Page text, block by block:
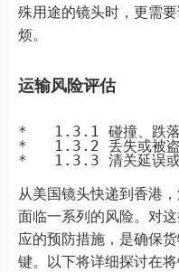
殊用途的镜头时，更需
烦。
运输风险评估
*   1.3.1 碰撞、跌落
*   1.3.2 丢失或被盗
从美国镜头快递到香港
面临一系列的风险。对
应的预防措施，是确保
键。以下将详细探讨在